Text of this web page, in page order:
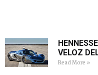
VELOZ
Read More »